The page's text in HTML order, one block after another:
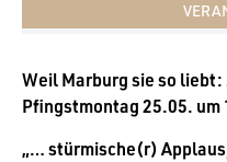
Weil Marburg sie so
Pfingstmontag 25.05. um
„… stürmische(r)